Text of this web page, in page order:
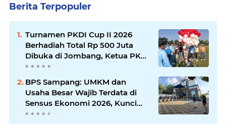
Berita Terpopuler
Turnamen PKDI Cup II 2026
Berhadiah Total Rp 500 Juta
Dibuka di Jombang, Ketua PKDI
Jatim Syaifullah Mahdi: Ajang
Komunikasi Antar-Kades untuk
Memajukan Desa
BPS Sampang: UMKM dan
Usaha Besar Wajib Terdata di
Sensus Ekonomi 2026, Kunci
Kebijakan Tepat Sasaran